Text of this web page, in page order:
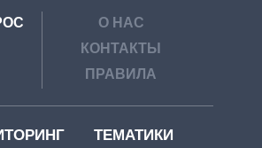
О НАС
КОНТАКТЫ
ПРАВИЛА
ТЕМАТИКИ